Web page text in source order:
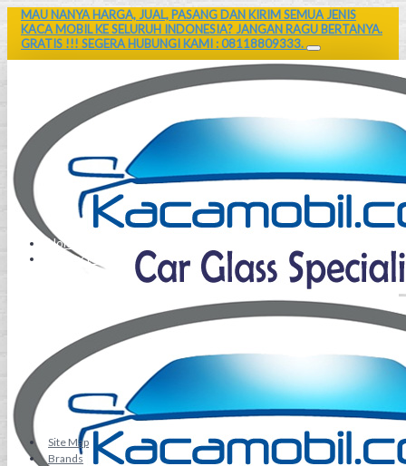
MAU NANYA HARGA, JUAL, PASANG DAN KIRIM SEMUA JENIS
KACA MOBIL KE SELURUH INDONESIA? JANGAN RAGU BERTANYA.
GRATIS !!! SEGERA HUBUNGI KAMI : 08118809333.
Home
Contact Us
Site Map
Brands